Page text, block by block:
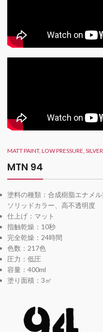
MATT PAINT, LOW PRESSURE,
MTN 94
塗料の種類：合成樹脂エナメル
ソリッドカラー、高不透明度
仕上げ：マット
指触乾燥：10秒
完全乾燥：24時間
色数：217色
圧力：低圧
容量：400ml
塗り面積：3㎡